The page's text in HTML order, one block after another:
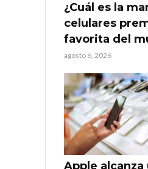
¿Cuál es la
celulares
favorita del
agosto 6, 2026
Apple alcanza